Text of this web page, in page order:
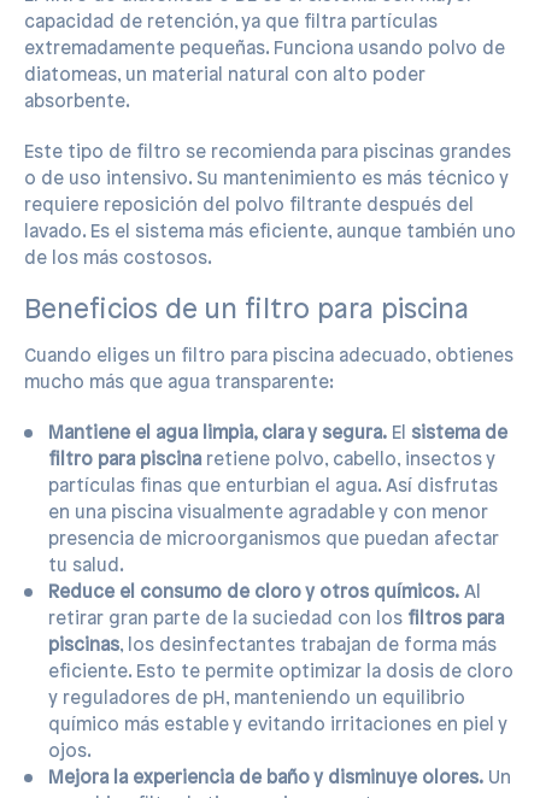
capacidad de retención, ya que filtra partículas
extremadamente pequeñas. Funciona usando polvo de
diatomeas, un material natural con alto poder
absorbente.
Este tipo de filtro se recomienda para piscinas grandes
o de uso intensivo. Su mantenimiento es más técnico y
requiere reposición del polvo filtrante después del
lavado. Es el sistema más eficiente, aunque también uno
de los más costosos.
Beneficios de un filtro para piscina
Cuando eliges un filtro para piscina adecuado, obtienes
mucho más que agua transparente:
Mantiene el agua limpia, clara y segura. El sistema de
filtro para piscina retiene polvo, cabello, insectos y
partículas finas que enturbian el agua. Así disfrutas
en una piscina visualmente agradable y con menor
presencia de microorganismos que puedan afectar
tu salud.
Reduce el consumo de cloro y otros químicos. Al
retirar gran parte de la suciedad con los filtros para
piscinas, los desinfectantes trabajan de forma más
eficiente. Esto te permite optimizar la dosis de cloro
y reguladores de pH, manteniendo un equilibrio
químico más estable y evitando irritaciones en piel y
ojos.
Mejora la experiencia de baño y disminuye olores. Un